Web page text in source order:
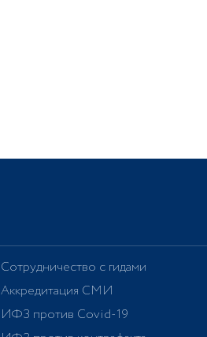
Сотрудничество с гидами
Аккредитация СМИ
ИФЗ против Covid-19